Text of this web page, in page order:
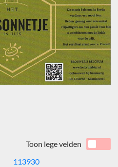
Toon lege velden
113930